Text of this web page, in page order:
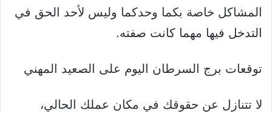
المشاكل خاصة بكما وحدكما وليس لأحد الحق في
التدخل فيها مهما كانت صفته.
توقعات برج السرطان اليوم على الصعيد المهني
لا تتنازل عن حقوقك في مكان عملك الحالي،